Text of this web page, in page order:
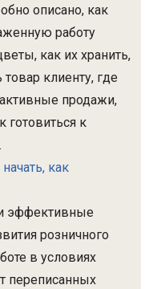
описано, как
работу
как их хранить,
клиенту, где
продажи,
готовиться к
как
эффективные
розничного
в условиях
переписанных